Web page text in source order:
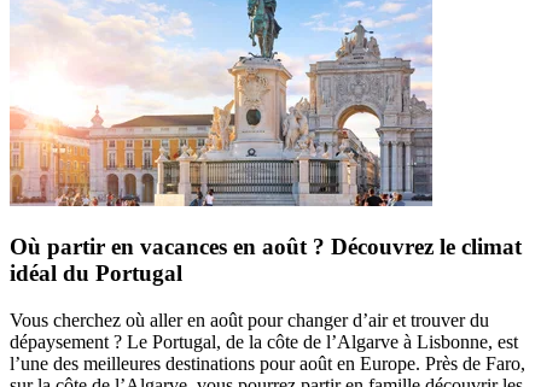
Où partir en vacances en août ? Découvrez le climat
idéal du Portugal
Vous cherchez où aller en août pour changer d’air et trouver du
dépaysement ? Le Portugal, de la côte de l’Algarve à Lisbonne, est
l’une des meilleures destinations pour août en Europe. Près de Faro,